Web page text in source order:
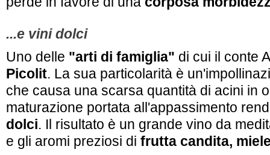
...e vini dolci
Uno delle "arti di famiglia" di cui il conte
Picolit. La sua particolarità è
che causa una scarsa quantità di acini in
maturazione portata all'appassimento
dolci. Il risultato è un grande vino da
e gli aromi preziosi di frutta candita,